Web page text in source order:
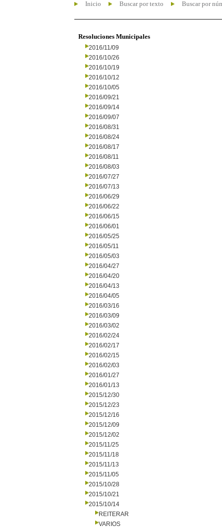
Inicio Buscar por texto Buscar por
Resoluciones Municipales
2016/11/09
2016/10/26
2016/10/19
2016/10/12
2016/10/05
2016/09/21
2016/09/14
2016/09/07
2016/08/31
2016/08/24
2016/08/17
2016/08/11
2016/08/03
2016/07/27
2016/07/13
2016/06/29
2016/06/22
2016/06/15
2016/06/01
2016/05/25
2016/05/11
2016/05/03
2016/04/27
2016/04/20
2016/04/13
2016/04/05
2016/03/16
2016/03/09
2016/03/02
2016/02/24
2016/02/17
2016/02/15
2016/02/03
2016/01/27
2016/01/13
2015/12/30
2015/12/23
2015/12/16
2015/12/09
2015/12/02
2015/11/25
2015/11/18
2015/11/13
2015/11/05
2015/10/28
2015/10/21
2015/10/14
REITERAR
VARIOS